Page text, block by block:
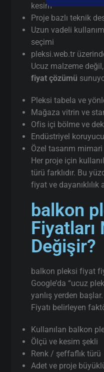
kesim
Proje bazlı teknik
Uzun vadeli
seçimi
pleksi.web.tr
Ucuz malzeme
fiyat çözümü
Pleksi tabela ve
Mağaza vitrin ve
Ofis içi bölme ve
Endüstriyel
Özel tasarım
Her proje için
türü farklıdır. Bu
fiyat ve dayanıklılık
balkon
Fiyatları
Değişir?
balkon pleksi fiyat
Google’da “ucuz
yanlış yerden başlar.
Fiyatı belirleyen
Kullanılan balkon
Ölçü ve kesim şekli
Renk / şeffaflık türü
Adet ve proje